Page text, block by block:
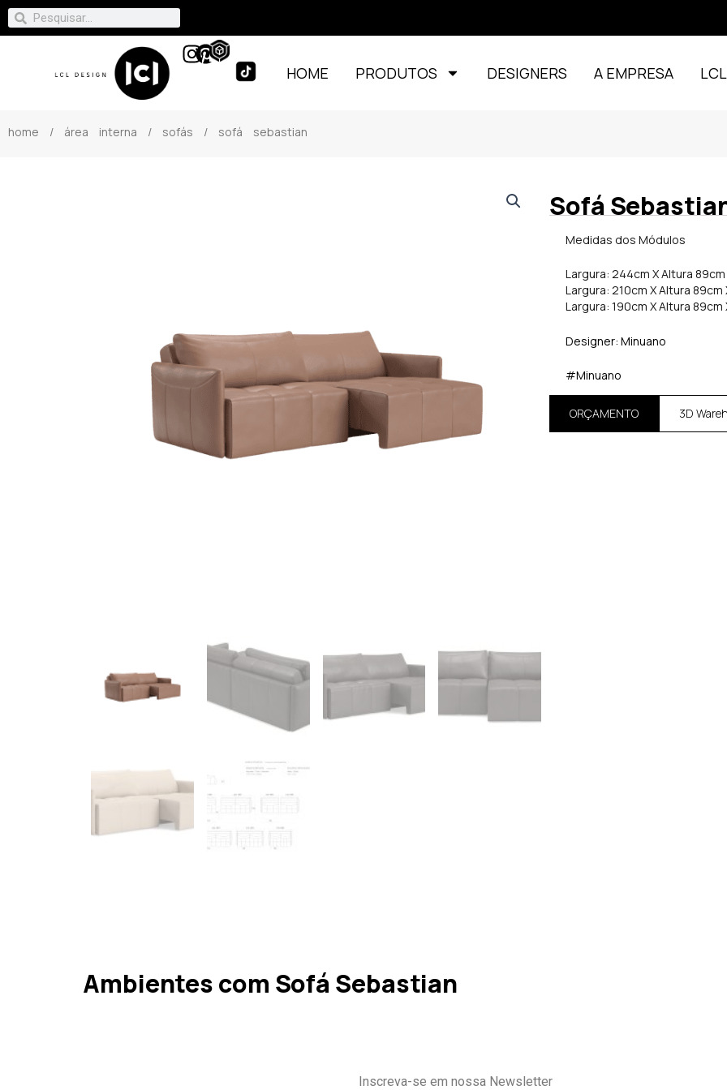
HOME PRODUTOS DESIGNERS A EMPRESA
home / área interna / sofás / sofá sebastian
Sofá
Medidas dos Módulos
Largura: 244cm X Altura
Largura: 210cm X Altura
Largura: 190cm X Altura
Designer: Minuano
#Minuano
ORÇAMENTO 3D
Ambientes com Sofá Sebastian
Inscreva-se em nossa Newsletter